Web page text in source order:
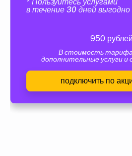
в течение 30 дней выгодно
950
В стоимость
дополнительные услуги и
подключить по